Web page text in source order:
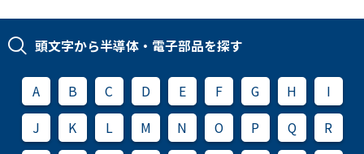
頭文字から半導体・電子部品を探す
A B C D E F G H
I
J
K L M N O P Q
R